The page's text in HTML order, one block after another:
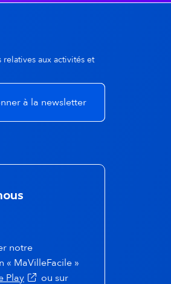
aux activités et
sur Facebook -
nous sur Instagram -
nous sur Linkedin -
nous sur Youtube -
notre
« MaVilleFacile »
Play(s'ouvre dans un nouvel onglet)
ou sur